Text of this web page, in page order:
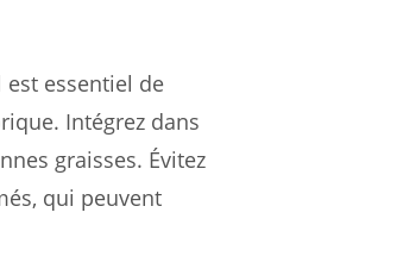
essentiel de
Intégrez dans
graisses. Évitez
qui peuvent